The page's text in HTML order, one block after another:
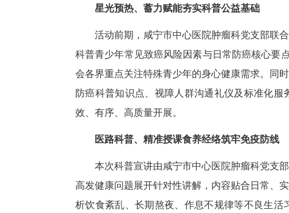
星光预热、蓄力赋能夯实科普
活动前期，咸宁市中心医院肿瘤